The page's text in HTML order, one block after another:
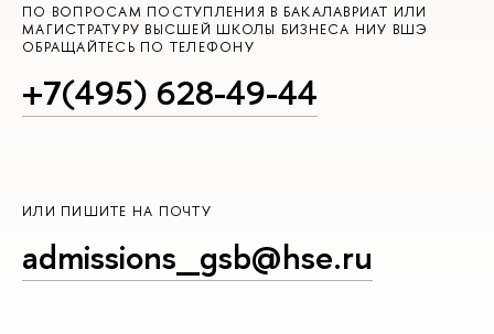
ПО ВОПРОСАМ ПОСТУПЛЕНИЯ В БАКАЛАВРИАТ ИЛИ
МАГИСТРАТУРУ ВЫСШЕЙ ШКОЛЫ БИЗНЕСА НИУ ВШЭ
ОБРАЩАЙТЕСЬ ПО ТЕЛЕФОНУ
+7(495) 628-49-44
ИЛИ ПИШИТЕ НА ПОЧТУ
admissions_gsb@hse.ru